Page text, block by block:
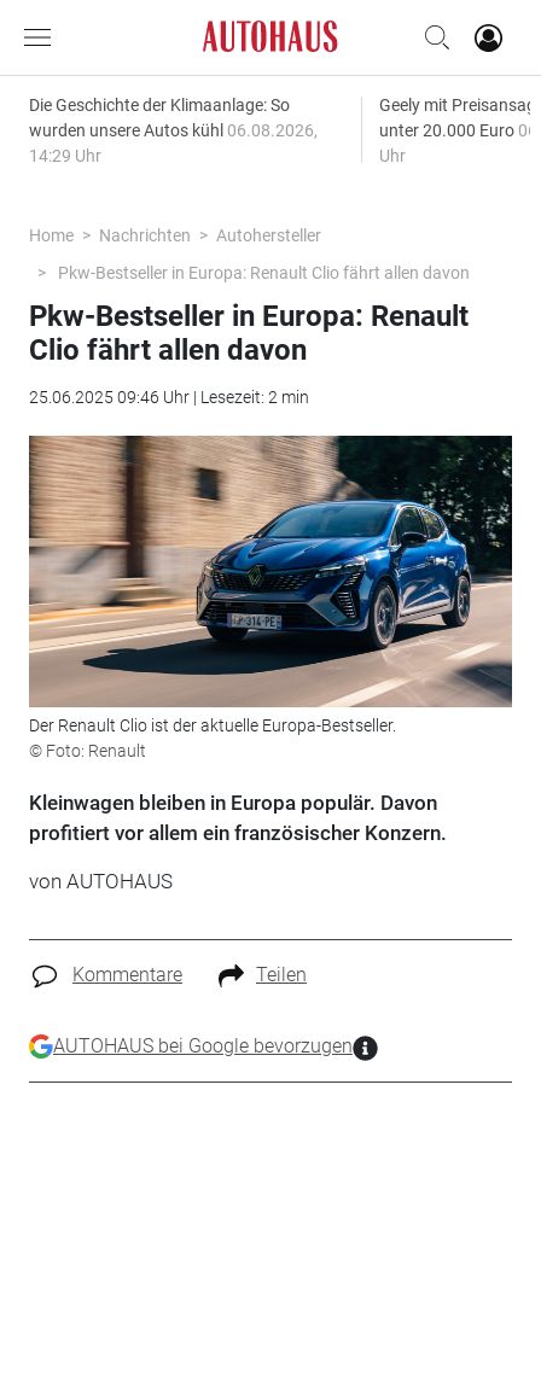
Die Geschichte der Klimaanlage: So
wurden unsere Autos kühl 06.08.2026,
14:29 Uhr
Geely mit
unter 20.000 Euro
Uhr
Home Nachrichten
Autohersteller
Pkw-Bestseller in Europa: Renault Clio fährt allen davon
Pkw-Bestseller in Europa: Renault
Clio fährt allen davon
25.06.2025 09:46 Uhr | Lesezeit: 2 min
Der Renault Clio ist der aktuelle Europa-Bestseller.
© Foto: Renault
Kleinwagen bleiben in Europa populär. Davon
profitiert vor allem ein französischer Konzern.
von AUTOHAUS
Kommentare Teilen
AUTOHAUS bei Google bevorzugen